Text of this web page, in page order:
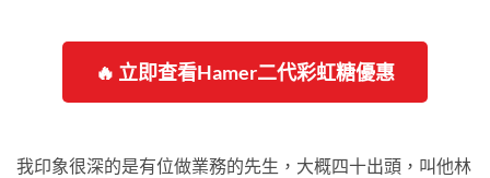
🔥 立即查看Hamer二代彩虹糖優惠
我印象很深的是有位做業務的先生，大概四十出頭，叫他林